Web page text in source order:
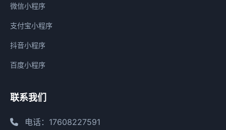
微信小程序
支付宝小程序
抖音小程序
百度小程序
联系我们
电话：17608227591